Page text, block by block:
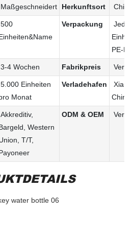
Maßgeschneidert Herkunftsort China
500
Verpackung
Jede
PE-
3-4 Wochen Fabrikpreis
5.000 Einheiten
Monat
Verladehafen
China
Akkreditiv,
Western
T/T,
ODM & OEM